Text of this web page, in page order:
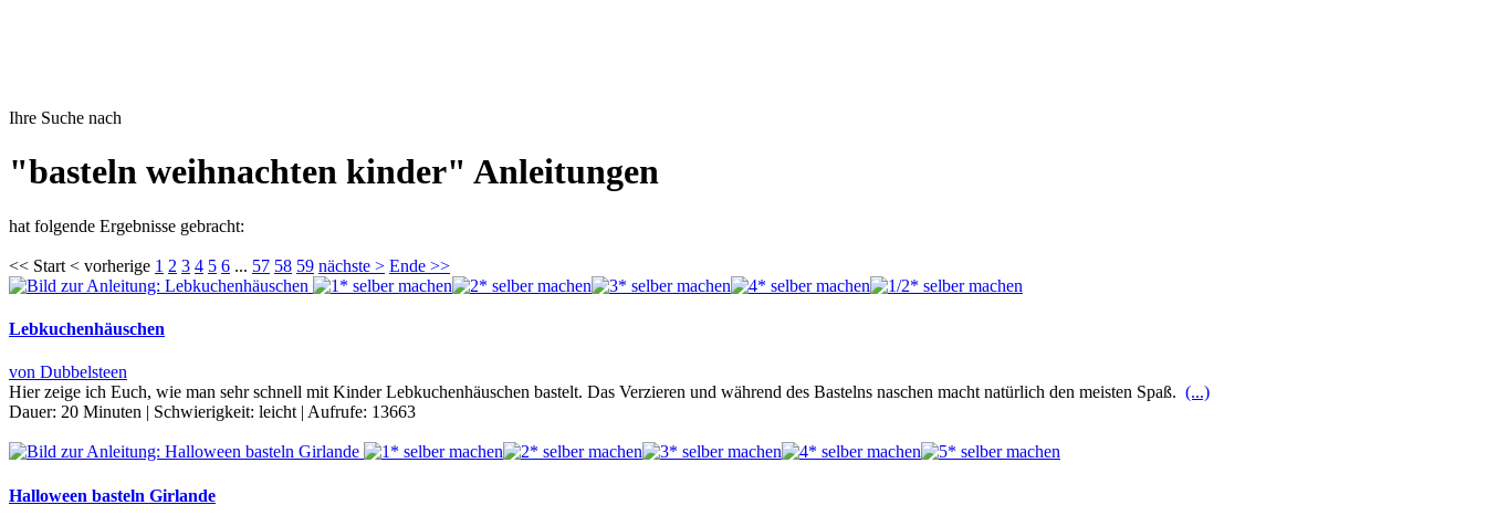
Ihre Suche nach
"basteln weihnachten kinder" Anleitungen
hat folgende Ergebnisse gebracht:
<< Start < vorherige 1 2 3 4 5 6 ... 57 58 59 nächste > Ende >>
Lebkuchenhäuschen
von Dubbelsteen
Hier zeige ich Euch, wie man sehr schnell mit Kinder Lebkuchenhäuschen bastelt. Das Verzieren und während des Bastelns naschen macht natürlich den meisten Spaß. (...)
Dauer: 20 Minuten | Schwierigkeit: leicht | Aufrufe: 13663
Halloween basteln Girlande